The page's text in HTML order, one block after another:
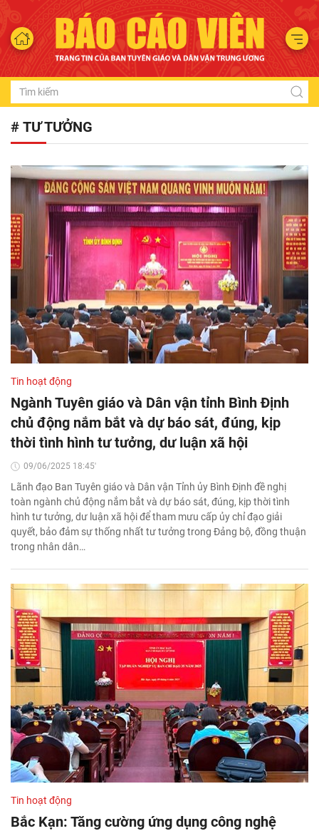
# TƯ TƯỞNG
Tin hoạt động
Ngành Tuyên giáo và Dân vận tỉnh Bình Định
chủ động nắm bắt và dự báo sát, đúng, kịp
thời tình hình tư tưởng, dư luận xã hội
09/06/2025 18:45'
Lãnh đạo Ban Tuyên giáo và Dân vận Tỉnh ủy Bình Định đề nghị
toàn ngành chủ động nắm bắt và dự báo sát, đúng, kịp thời tình
hình tư tưởng, dư luận xã hội để tham mưu cấp ủy chỉ đạo giải
quyết, bảo đảm sự thống nhất tư tưởng trong Đảng bộ, đồng thuận
trong nhân dân…
Tin hoạt động
Bắc Kạn: Tăng cường ứng dụng công nghệ